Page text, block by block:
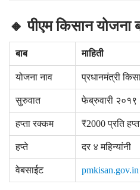
🔸 पीएम किसान योजना
बाब माहिती
योजना नाव प्रधानमंत्री
सुरुवात फेब्रुवारी २०१९
हप्ता रक्कम ₹2000 प्रति
हप्ते दर ४ महिन्यांनी
वेबसाईट pmkisan.gov.in